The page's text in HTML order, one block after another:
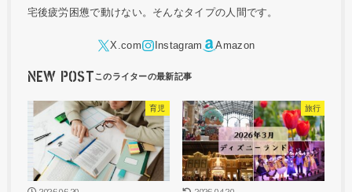
宅後疲労困憊で動けない。そんなタイプの人間です。
NEW POST
育児 旅行